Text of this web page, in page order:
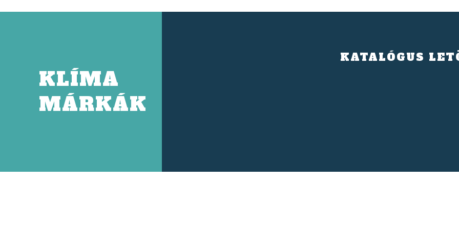
KLÍMA
MÁRKÁK
KATALÓGUS